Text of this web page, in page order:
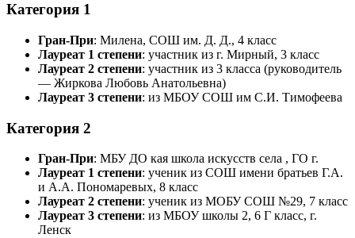
Категория 1
Гран-При: Милена, СОШ им. Д. Д., 4 класс
Лауреат 1 степени: участник из г. Мирный, 3 класс
Лауреат 2 степени: участник из 3 класса (руководитель
— Жиркова Любовь Анатольевна)
Лауреат 3 степени: из МБОУ СОШ им С.И. Тимофеева
Категория 2
Гран-При: МБУ ДО кая школа искусств села , ГО г.
Лауреат 1 степени: ученик из СОШ имени братьев Г.А.
и А.А. Пономаревых, 8 класс
Лауреат 2 степени: ученик из МОБУ СОШ №29, 7 класс
Лауреат 3 степени: из МБОУ школы 2, 6 Г класс, г.
Ленск